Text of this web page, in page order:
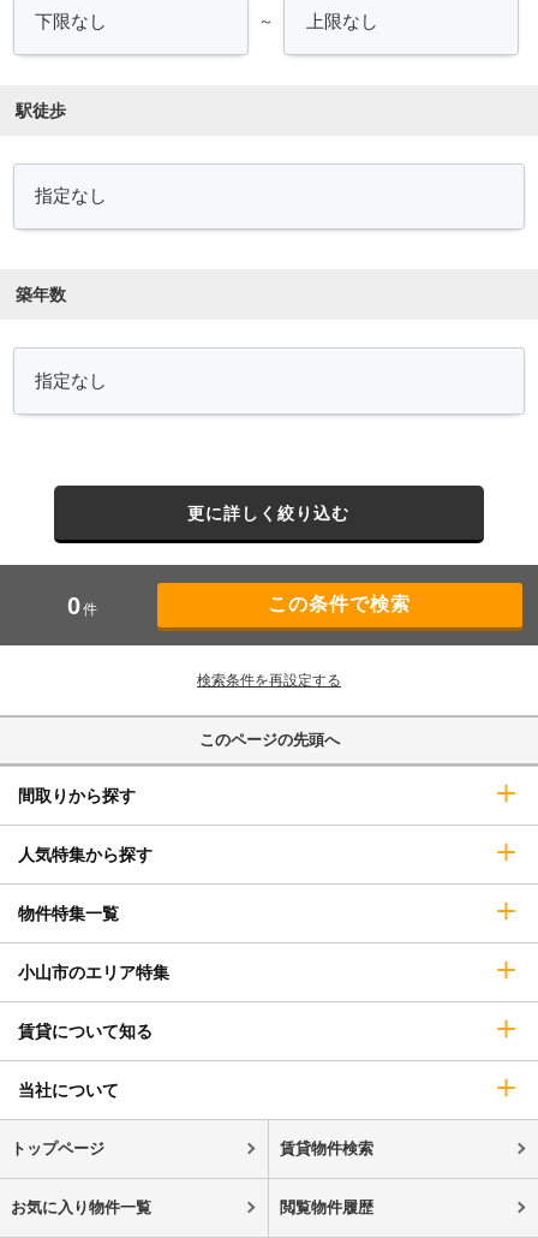
～
駅徒歩
築年数
更に詳しく絞り込む
0件
検索条件を再設定する
このページの先頭へ
間取りから探す
人気特集から探す
物件特集一覧
小山市のエリア特集
賃貸について知る
当社について
トップページ 賃貸物件検索
お気に入り物件一覧 閲覧物件履歴